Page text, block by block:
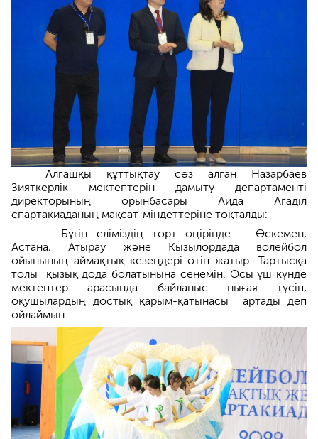
Алғашқы құттықтау сөз алған Назарбаев
Зияткерлік мектептерін дамыту департаменті
директорының орынбасары Аида Ағаділ
спартакиаданың мақсат-міндеттеріне тоқталды:
– Бүгін еліміздің төрт өңірінде – Өскемен,
Астана, Атырау және Қызылордада волейбол
ойынының аймақтық кезеңдері өтіп жатыр. Тартысқа
толы қызық дода болатынына сенемін. Осы үш күнде
мектептер арасында байланыс нығая түсіп,
оқушылардың достық қарым-қатынасы артады деп
ойлаймын.